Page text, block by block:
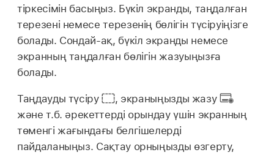
тіркесімін басыңыз. Бүкіл экранды, таңдалған
терезені немесе терезенің бөлігін түсіруіңізге
болады. Сондай-ақ, бүкіл экранды немесе
экранның таңдалған бөлігін жазуыңызға
болады.
Таңдауды түсіру , экраныңызды жазу
және т.б. әрекеттерді орындау үшін экранның
төменгі жағындағы белгішелерді
пайдаланыңыз. Сақтау орныңызды өзгерту,